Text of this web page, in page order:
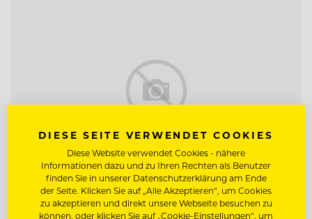
TOP ARBEITGEBER
DIESE SEITE VERWENDET COOKIES
Diese Website verwendet Cookies - nähere
Informationen dazu und zu Ihren Rechten als Benutzer
finden Sie in unserer Datenschutzerklärung am Ende
der Seite. Klicken Sie auf „Alle Akzeptieren“, um Cookies
zu akzeptieren und direkt unsere Webseite besuchen zu
können, oder klicken Sie auf „Cookie-Einstellungen“, um